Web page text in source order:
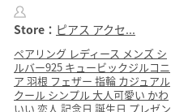
Store： ピアス アクセ...
ペアリング レディース メンズ シ
ルバー925 キュービックジルコニ
ア 羽根 フェザー 指輪 カジュアル
クール シンプル 大人可愛い かわ
いい 恋人 記念日 誕生日 プレゼン